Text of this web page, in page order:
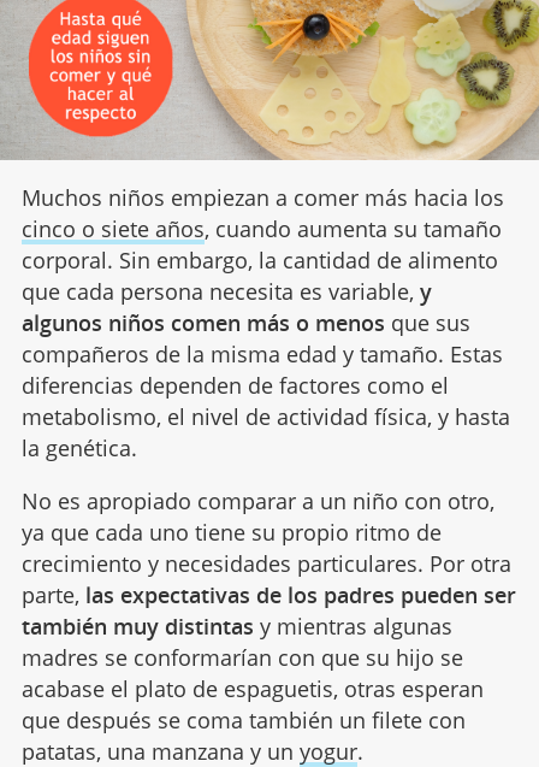
Muchos niños empiezan a comer más hacia los
cinco o siete años, cuando aumenta su tamaño
corporal. Sin embargo, la cantidad de alimento
que cada persona necesita es variable, y
algunos niños comen más o menos que sus
compañeros de la misma edad y tamaño. Estas
diferencias dependen de factores como el
metabolismo, el nivel de actividad física, y hasta
la genética.
No es apropiado comparar a un niño con otro,
ya que cada uno tiene su propio ritmo de
crecimiento y necesidades particulares. Por otra
parte, las expectativas de los padres pueden ser
también muy distintas y mientras algunas
madres se conformarían con que su hijo se
acabase el plato de espaguetis, otras esperan
que después se coma también un filete con
patatas, una manzana y un yogur.